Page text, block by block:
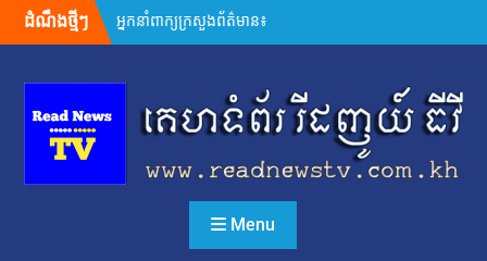
ដំណឹងថ្មីៗ
អ្នកនាំពាក្យក្រសួងព័ត៌មាន៖
គេហទំព័រមន្ទីរព័ត៌មានរាជធានី-ខេត្ត
ដ៏សំខាន់
សម្តេចមហាបវរធិបតី ហ៊ុន
ម៉ាណែត ដាក់ចេញដំណោះស្រាយ
៨ចំណុច ពន្លឿនបញ្ហាជាប់គាំងនៃ
ការចេញបណ្ណសម្គាល់កម្មសិទ្ធិដីធ្លី
រដ្ឋមន្រ្តីក្រសួងមហាផ្ទៃ អំពាវនាវ
អង្គការ សមាគម ដៃគូអភិវឌ្ឍន៍ បន្ត
ចូលរួមលើកកម្ពស់អភិវឌ្ឍន៍ជាតិ
Menu